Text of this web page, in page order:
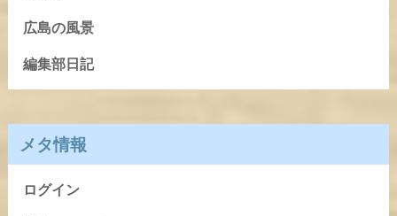
広島の風景
編集部日記
メタ情報
ログイン